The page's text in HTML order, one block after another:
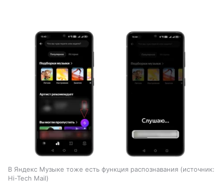
В Яндекс Музыке тоже есть функция распознавания
источник:
Hi-Tech Mail